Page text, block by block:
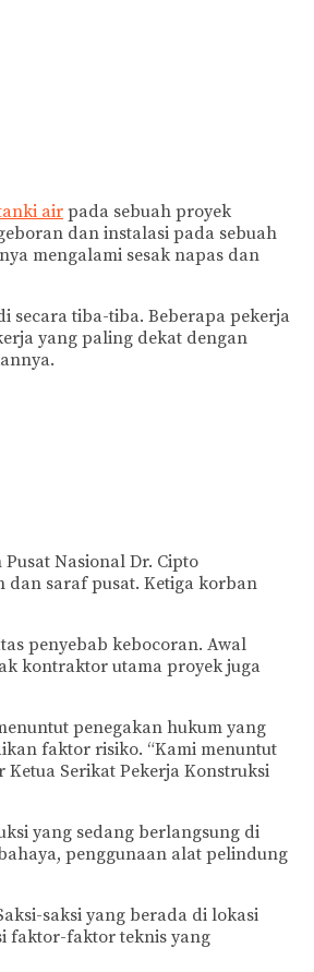
airpada sebuah proyek
dan instalasi pada sebuah
mengalami sesak napas dan
secara tiba-tiba. Beberapa pekerja
yang paling dekat dengan
Nasional Dr. Cipto
dan saraf pusat. Ketiga korban
penyebab kebocoran. Awal
kontraktor utama proyek juga
penegakan hukum yang
faktor risiko. “Kami menuntut
Serikat Pekerja Konstruksi
yang sedang berlangsung di
penggunaan alat pelindung
saksi yang berada di lokasi
faktor-faktor teknis yang